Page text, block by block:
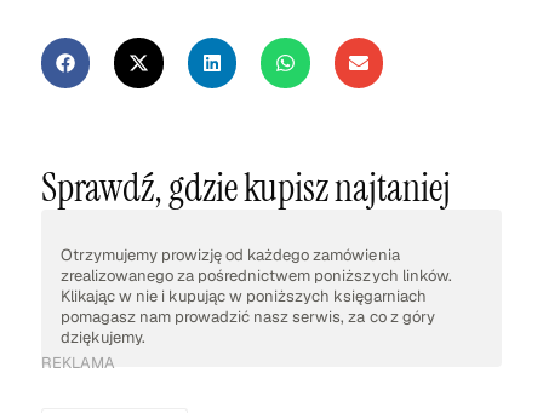
Sprawdź, gdzie kupisz najtaniej
Otrzymujemy prowizję od każdego zamówienia
zrealizowanego za pośrednictwem poniższych linków.
Klikając w nie i kupując w poniższych księgarniach
pomagasz nam prowadzić nasz serwis, za co z góry
dziękujemy.
REKLAMA